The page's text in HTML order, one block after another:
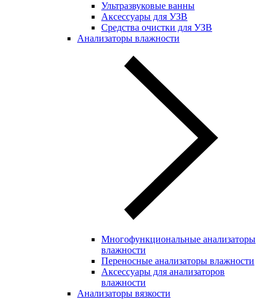
Ультразвуковые ванны
Аксессуары для УЗВ
Средства очистки для УЗВ
Анализаторы влажности
Многофункциональные анализаторы
влажности
Переносные анализаторы влажности
Аксессуары для анализаторов
влажности
Анализаторы вязкости